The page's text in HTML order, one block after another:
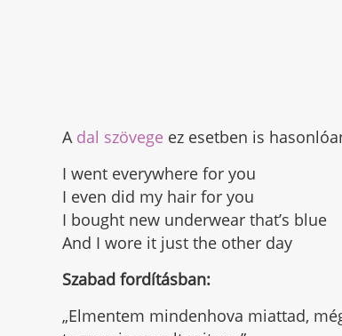
A dal szövege ez esetben is
I went everywhere for you
I even did my hair for you
I bought new underwear that’s blue
And I wore it just the other day
Szabad fordításban:
„Elmentem mindenhova miattad,